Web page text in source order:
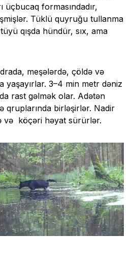
üçbucaq formasındadır,
Tüklü quyruğu tullanma
qışda hündür, sıx, ama
meşələrdə, çöldə və
yaşayırlar. 3–4 min metr dəniz
rast gəlmək olar. Adətən
qruplarında birləşirlər. Nadir
və köçəri həyat sürürlər.